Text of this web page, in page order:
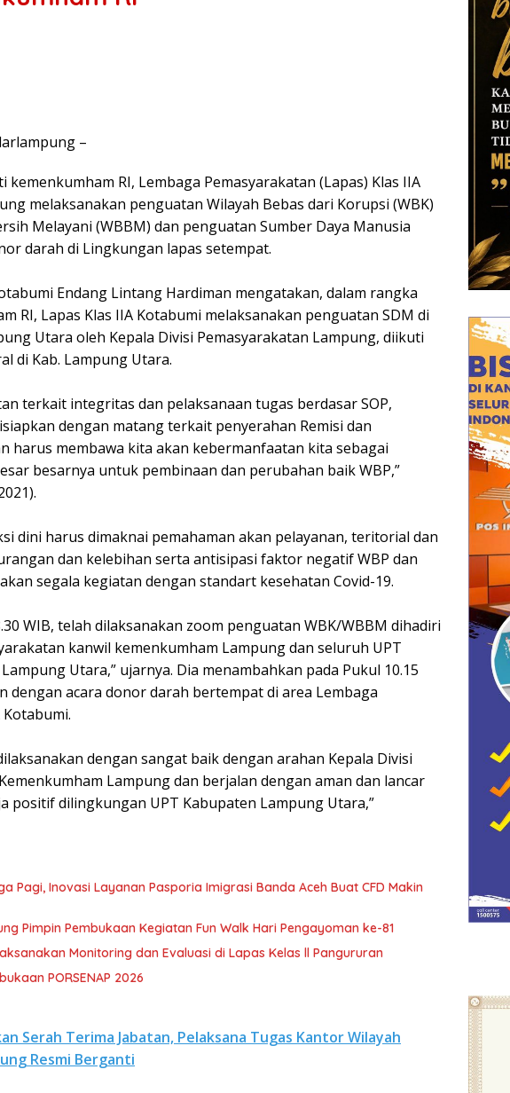
–
RI, Lembaga Pemasyarakatan (Lapas) Klas IIA
melaksanakan penguatan Wilayah Bebas dari Korupsi (WBK)
Melayani (WBBM) dan penguatan Sumber Daya Manusia
darah di Lingkungan lapas setempat.
Endang Lintang Hardiman mengatakan, dalam rangka
RI, Lapas Klas IIA Kotabumi melaksanakan penguatan SDM di
Utara oleh Kepala Divisi Pemasyarakatan Lampung, diikuti
di Kab. Lampung Utara.
terkait integritas dan pelaksanaan tugas berdasar SOP,
dengan matang terkait penyerahan Remisi dan
harus membawa kita akan kebermanfaatan kita sebagai
besarnya untuk pembinaan dan perubahan baik WBP,”
dini harus dimaknai pemahaman akan pelayanan, teritorial dan
dan kelebihan serta antisipasi faktor negatif WBP dan
segala kegiatan dengan standart kesehatan Covid-19.
WIB, telah dilaksanakan zoom penguatan WBK/WBBM dihadiri
kanwil kemenkumham Lampung dan seluruh UPT
Utara,” ujarnya. Dia menambahkan pada Pukul 10.15
dengan acara donor darah bertempat di area Lembaga
dengan sangat baik dengan arahan Kepala Divisi
Lampung dan berjalan dengan aman dan lancar
positif dilingkungan UPT Kabupaten Lampung Utara,”
Pagi, Inovasi Layanan Pasporia Imigrasi Banda Aceh Buat CFD Makin
Pimpin Pembukaan Kegiatan Fun Walk Hari Pengayoman ke-81
Monitoring dan Evaluasi di Lapas Kelas ll Pangururan
PORSENAP 2026
Serah Terima Jabatan, Pelaksana Tugas Kantor Wilayah
Resmi Berganti